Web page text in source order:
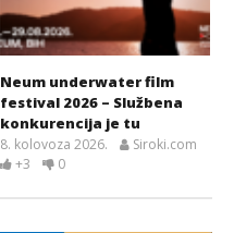
Neum underwater film
festival 2026 – Službena
konkurencija je tu
8. kolovoza 2026.
Siroki.com
+3
0